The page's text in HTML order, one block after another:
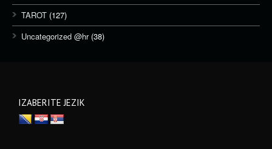
TAROT (127)
Uncategorized @hr(38)
IZABERITE JEZIK